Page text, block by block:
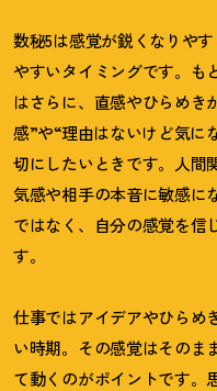
数秘5は感覚が鋭くなりや
やすいタイミングです。も
はさらに、直感やひらめき
感”や“理由はないけど気に
切にしたいときです。人間
気感や相手の本音に敏感に
ではなく、自分の感覚を信
す。
仕事ではアイデアやひらめ
い時期。その感覚はそのま
て動くのがポイントです。